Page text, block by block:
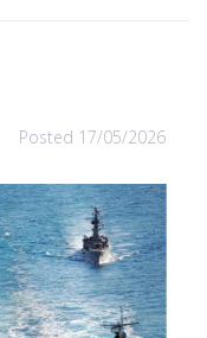
Posted 17/05/2026